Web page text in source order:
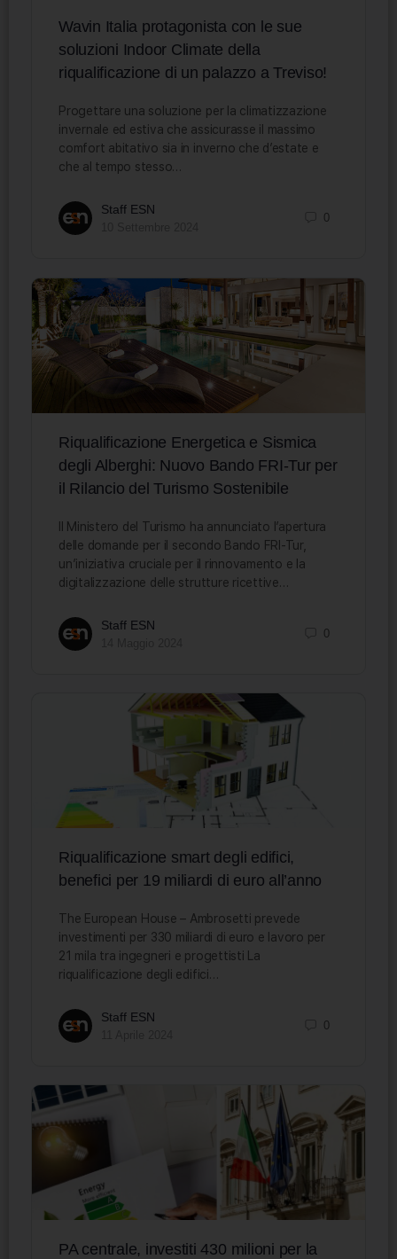
Wavin Italia protagonista con le sue
soluzioni Indoor Climate della
riqualificazione di un palazzo a Treviso!
Progettare una soluzione per la climatizzazione
invernale ed estiva che assicurasse il massimo
comfort abitativo sia in inverno che d’estate e
che al tempo stesso…
Staff ESN
0
Riqualificazione Energetica e Sismica
degli Alberghi: Nuovo Bando FRI-Tur per
il Rilancio del Turismo Sostenibile
Il Ministero del Turismo ha annunciato l’apertura
delle domande per il secondo Bando FRI-Tur,
un’iniziativa cruciale per il rinnovamento e la
digitalizzazione delle strutture ricettive…
Staff ESN
0
Riqualificazione smart degli edifici,
benefici per 19 miliardi di euro all’anno
The European House – Ambrosetti prevede
investimenti per 330 miliardi di euro e lavoro per
21 mila tra ingegneri e progettisti La
riqualificazione degli edifici…
Staff ESN
0
PA centrale, investiti 430 milioni per la